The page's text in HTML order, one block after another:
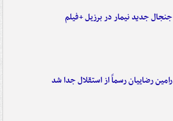
جنجال جدید نیمار در برزیل +فیلم
رامین رضاییان رسماً از استقلال جدا شد